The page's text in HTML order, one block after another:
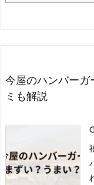
今屋のハンバーガ
ミも解説